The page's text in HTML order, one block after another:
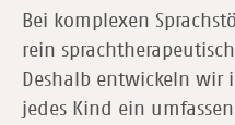
Bei komplexen
rein
Deshalb entwickeln wir
jedes Kind ein